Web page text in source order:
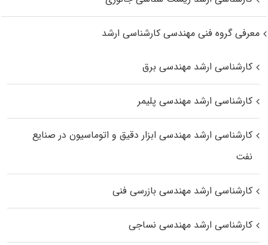
معرفی گروه فنی مهندسی کارشناسی ارشد
کارشناسی ارشد مهندسی برق
کارشناسی ارشد مهندسی پلیمر
کارشناسی ارشد مهندسی ابزار دقیق و اتوماسیون در صنایع
نفت
کارشناسی ارشد مهندسی بازرسی فنی
کارشناسی ارشد مهندسی نساجی